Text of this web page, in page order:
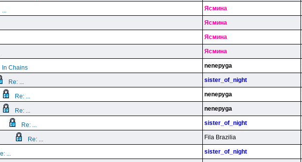
... Яcминa
Яcминa
Яcминa
Яcминa
In Chains nenepyga
Re: ... sister_of_night
Re: ... nenepyga
Re: ... nenepyga
Re: ... sister_of_night
Re: ... Fila Brazilia
... sister_of_night